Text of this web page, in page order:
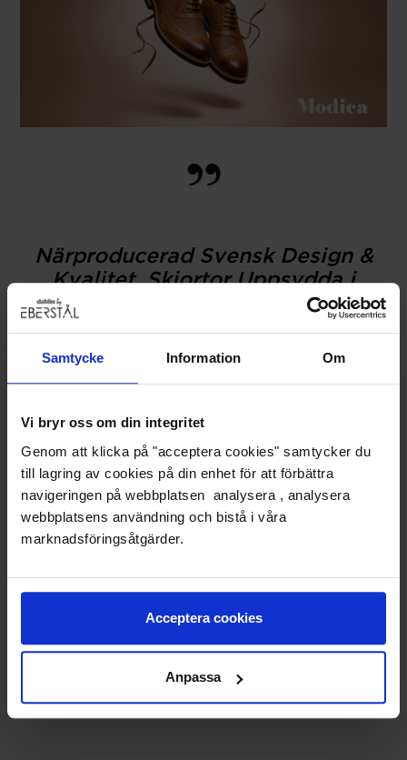
Samtycke Information Om
Vi bryr oss om din integritet
Genom att klicka på "acceptera cookies" samtycker du
till lagring av cookies på din enhet för att förbättra
navigeringen på webbplatsen analysera , analysera
webbplatsens användning och bistå i våra
marknadsföringsåtgärder.
Acceptera cookies
Anpassa
Närproducerad Svensk Design &
Kvalitet. Skjortor Uppsydda i
VÄLJ SORTIMENT / INSPIRATION